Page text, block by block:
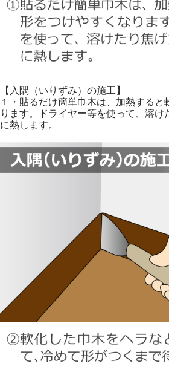
【入隅（いりずみ）の施工】
１・貼るだけ簡単巾木は、加熱すると
ります。ドライヤー等を使って、溶け
に熱します。